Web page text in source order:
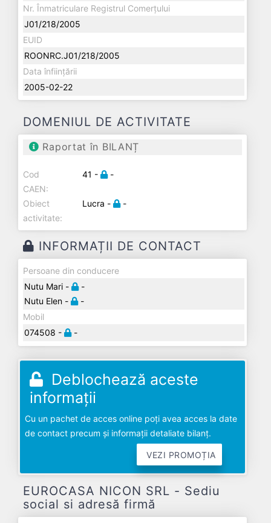
Nr. Înmatriculare Registrul Comerțului
J01/218/2005
EUID
ROONRC.J01/218/2005
Data înființării
2005-02-22
DOMENIUL DE ACTIVITATE
Raportat în BILANȚ
Cod
CAEN:
41 - -
Obiect
activitate:
Lucra - -
INFORMAȚII DE CONTACT
Persoane din conducere
Nutu Mari -
-
Nutu Elen -
-
Mobil
074508 -
-
Deblochează aceste
informații
Cu un pachet de acces online poți avea acces la date
de contact precum și informații detaliate bilanț.
VEZI PROMOȚIA
EUROCASA NICON SRL - Sediu
social si adresă firmă